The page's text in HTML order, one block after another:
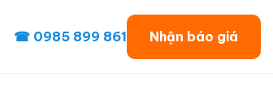
☎ 0985 899 861 Nhận báo giá